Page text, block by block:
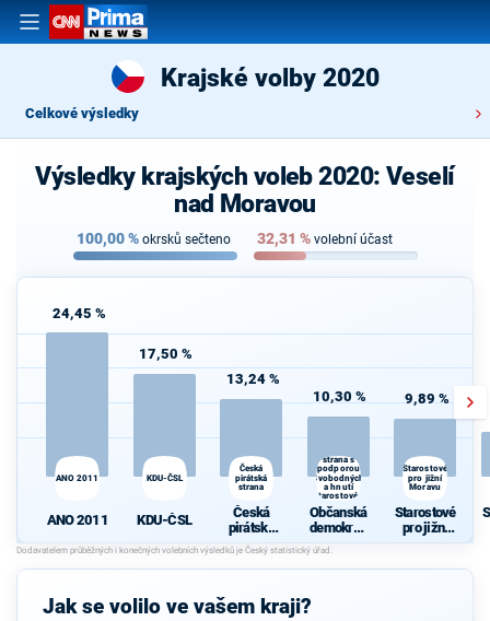
Krajské volby 2020
Celkové výsledky
Výsledky krajských voleb 2020: Veselí
nad Moravou
100,00% okrsků sečteno 32,31 % volební účast
24,45 %
ANO 2011
ANO 2011
17,50 %
KDU-ČSL
KDU-ČSL
13,24 %
Česká
pirátská
strana
Česká
pirátská
strana
10,30 %
strana s
podporou
Svobodných
a hnutí
Starostové a
osobnosti
pro Moravu
Občanská
demokrati
cká strana
s podporou
Svobodný
Starostové
9,89 %
Starostové
pro jižní
Moravu
Starostové
pro jižní
Moravu
Jak se volilo ve vašem kraji?